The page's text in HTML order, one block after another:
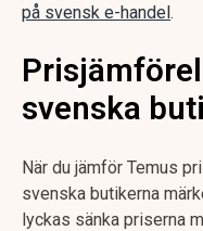
på svensk e-handel.
svenska
När du jämför Temus
svenska butikerna
lyckas sänka priserna